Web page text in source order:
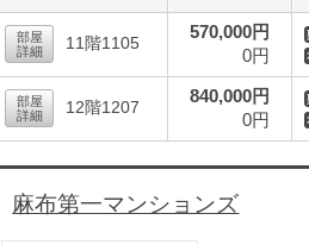
部屋
詳細
11階1105
570,000円
0円
部屋
詳細
12階1207
840,000円
0円
麻布第一マンションズ